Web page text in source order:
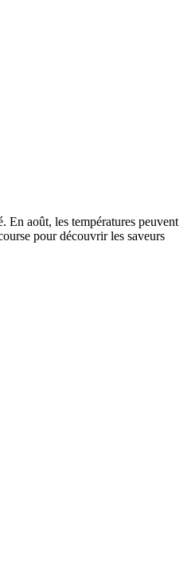
En août, les températures peuvent
pour découvrir les saveurs